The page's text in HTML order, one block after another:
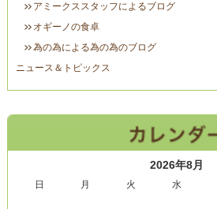
アミークススタッフによるブログ
オギーノの食卓
為の為による為の為のブログ
ニュース＆トピックス
2026年8月
日 月 火 水